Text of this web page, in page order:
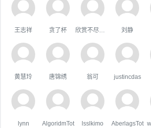
王志祥 贪了杯 刘静
黄慧玲 唐锦绣 翁可 justincdas
lynn AlgoridmTot lsslkimo AberlagsTot